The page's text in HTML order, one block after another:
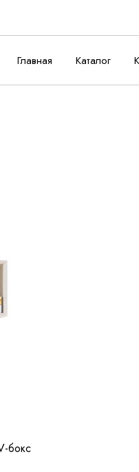
Главная Каталог
бокс